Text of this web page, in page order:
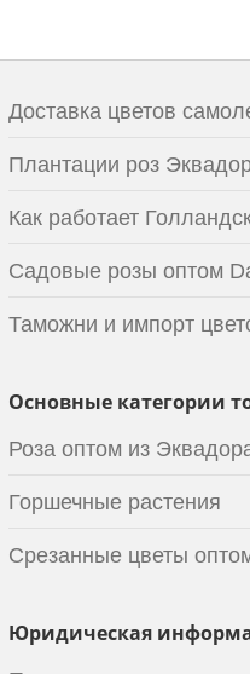
Доставка цветов
Плантации роз
Как работает
Садовые розы оптом
Таможни и импорт
Основные категории
Роза оптом из
Горшечные растения
Срезанные цветы
Юридическая